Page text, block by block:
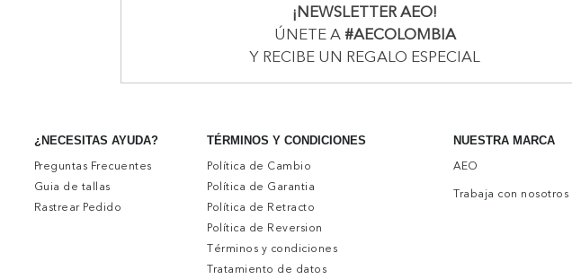
¡NEWSLETTER AEO!
ÚNETE A #AECOLOMBIA
Y RECIBE UN REGALO ESPECIAL
¿NECESITAS AYUDA?
Preguntas Frecuentes
Guia de tallas
Rastrear Pedido
TÉRMINOS Y CONDICIONES
Política de Cambio
Política de Garantia
Política de Retracto
Política de Reversion
Términos y condiciones
Tratamiento de datos
NUESTRA MARCA
AEO
Trabaja con nosotros